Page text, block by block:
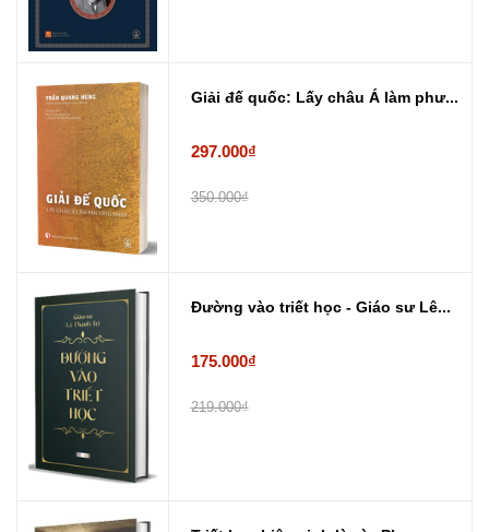
Giải đế quốc: Lấy châu Á làm phư...
297.000₫
350.000₫
Đường vào triết học - Giáo sư Lê...
175.000₫
219.000₫